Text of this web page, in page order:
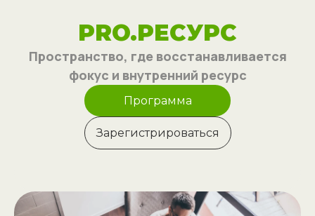
PRO.РЕСУРС
Пространство, где восстанавливается
фокус и внутренний ресурс
Программа
Зарегистрироваться